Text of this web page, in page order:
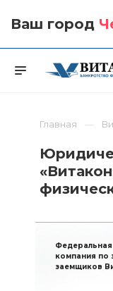
Ваш город
Главная
компания по
заемщиков